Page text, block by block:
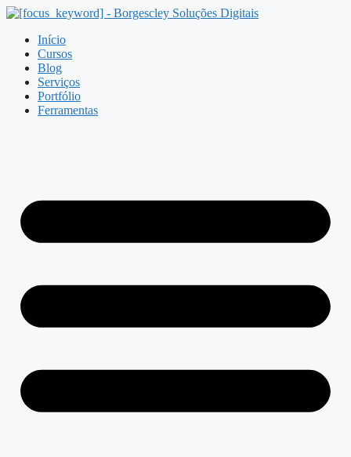
Pular
conteúdo
Início
Cursos
Blog
Serviços
Portfólio
Ferramentas